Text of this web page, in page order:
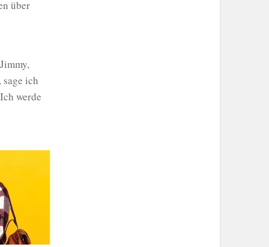
über
ich
werde